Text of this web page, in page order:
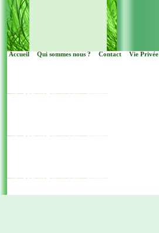
Accueil Qui sommes nous ? Contact Vie Privée